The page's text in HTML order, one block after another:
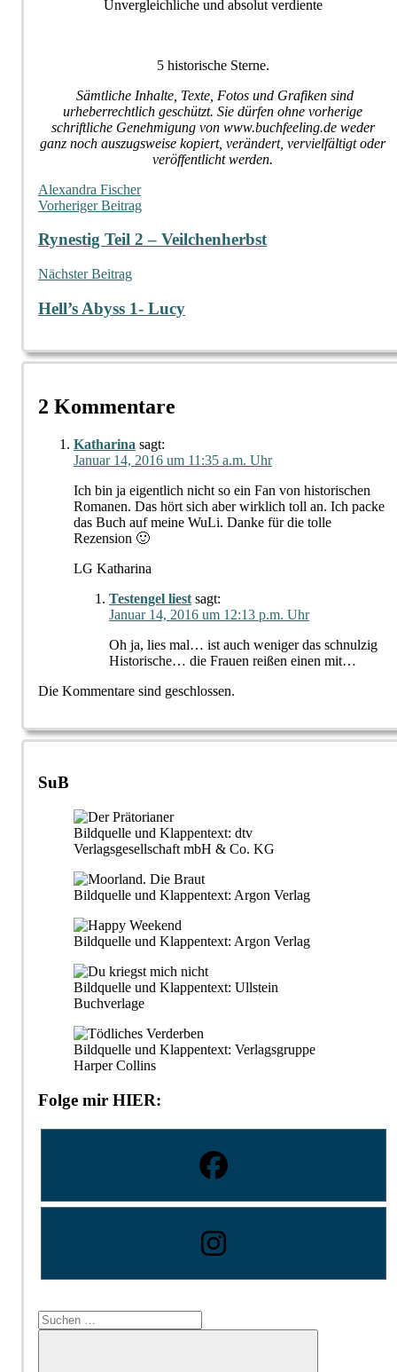
Unvergleichliche und absolut verdiente
5 historische Sterne.
Sämtliche Inhalte, Texte, Fotos und Grafiken sind
urheberrechtlich geschützt. Sie dürfen ohne vorherige
schriftliche Genehmigung von www.buchfeeling.de weder
ganz noch auszugsweise kopiert, verändert, vervielfältigt oder
veröffentlicht werden.
Alexandra Fischer
Beitragsnavigation
Vorheriger Beitrag
Rynestig Teil 2 – Veilchenherbst
Nächster Beitrag
Hell’s Abyss 1- Lucy
2 Kommentare
Katharina sagt:
Januar 14, 2016 um 11:35 a.m. Uhr
Ich bin ja eigentlich nicht so ein Fan von historischen
Romanen. Das hört sich aber wirklich toll an. Ich packe
das Buch auf meine WuLi. Danke für die tolle
Rezension 🙂
LG Katharina
Testengel liest sagt:
Januar 14, 2016 um 12:13 p.m. Uhr
Oh ja, lies mal… ist auch weniger das schnulzig
Historische… die Frauen reißen einen mit…
Die Kommentare sind geschlossen.
SuB
Bildquelle und Klappentext: dtv
Verlagsgesellschaft mbH & Co. KG
Bildquelle und Klappentext: Argon Verlag
Bildquelle und Klappentext: Argon Verlag
Bildquelle und Klappentext: Ullstein
Buchverlage
Bildquelle und Klappentext: Verlagsgruppe
Harper Collins
Folge mir HIER:
Suchen
nach: